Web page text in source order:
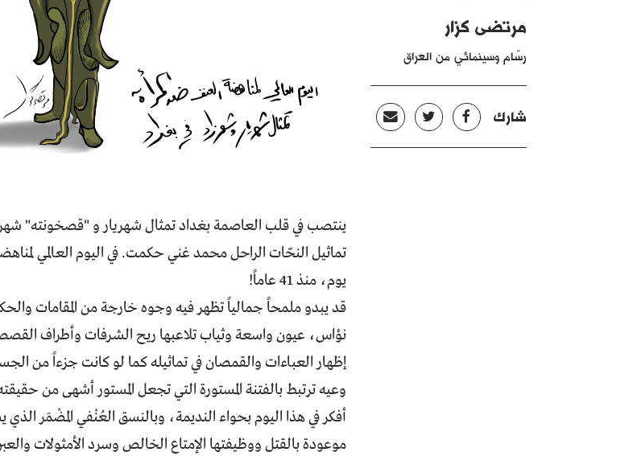
مرتضى كزار
رسّام وسينمائي من العراق
شارك
ينتصب في قلب العاصمة بغداد تمثال شهريار و "قصخونته"
تماثيل النحّات الراحل محمد غني حكمت. في اليوم العالمي
يوم، منذ 41 عاماً!
قد يبدو ملمحاً جمالياً تظهر فيه وجوه خارجة من المقامات
نؤاس، عيون واسعة وثياب تلاعبها ريح الشرفات وأطراف
إظهار العباءات والقمصان في تماثيله كما لو كانت جزءاً من
وعيه ترتبط بالفتنة المستورة التي تجعل المستور أشهى من
أفكر في هذا اليوم بحواء النديمة، وبالنسق العُنْفي المضْمَر
موعودة بالقتل ووظيفتها الإمتاع الخالص وسرد الأمثولات